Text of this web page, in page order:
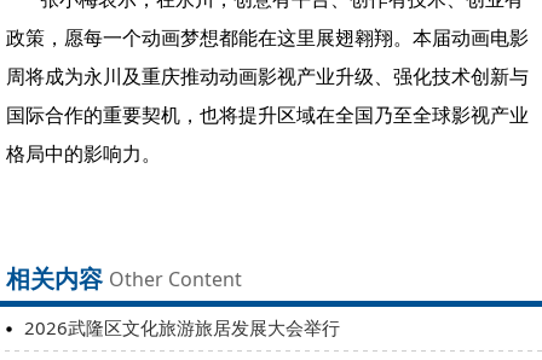
政策，愿每一个动画梦想都能在这里展翅翱翔。本届动画电影
周将成为永川及重庆推动动画影视产业升级、强化技术创新与
国际合作的重要契机，也将提升区域在全国乃至全球影视产业
格局中的影响力。
相关内容 Other Content
2026武隆区文化旅游旅居发展大会举行